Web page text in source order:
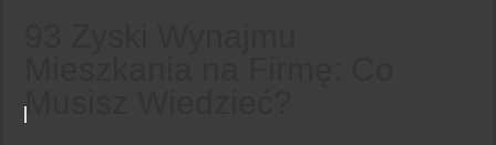
Musisz Wiedzieć?